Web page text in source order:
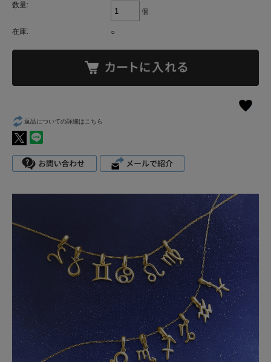
数量:
個
在庫: ○
返品についての詳細はこちら